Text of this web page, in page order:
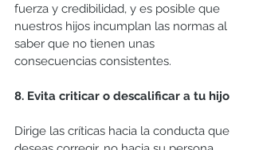
fuerza y credibilidad, y es posible que
nuestros hijos incumplan las normas al
saber que no tienen unas
consecuencias consistentes.
8. Evita criticar o descalificar a tu hijo
Dirige las críticas hacia la conducta que